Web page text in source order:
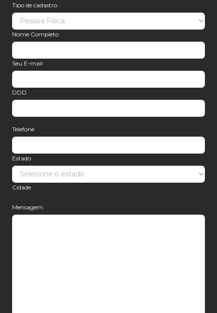
Tipo de cadastro
Nome Completo
Seu E-mail
DDD
Telefone
Estado
Cidade
Mensagem